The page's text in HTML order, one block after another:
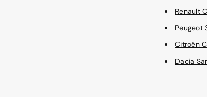
Renault
Peugeot
Citroën
Dacia